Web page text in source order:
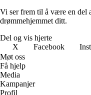
Vi ser frem til å være en del
drømmehjemmet ditt.
Del og vis hjerte
X
Facebook
Møt oss
Få hjelp
Media
Kampanjer
Profil